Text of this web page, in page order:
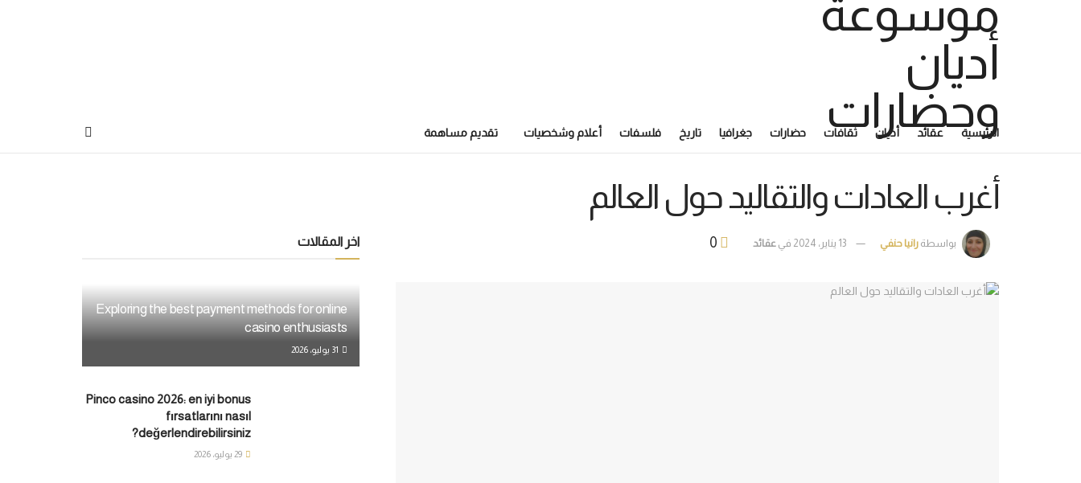
الرئيسية عقائد أديان ثقافات حضارات جغرافيا تاريخ فلسفات أعلام وشخصيات تقديم مساهمة
أغرب العادات والتقاليد حول العالم
بواسطة رانيا حنفي 13 يناير، 2024 في عقائد اخر المقالات
Exploring the best payment methods for online
casino enthusiasts
Pinco casino 2026: en iyi bonus
fırsatlarını nasıl
değerlendirebilirsiniz?